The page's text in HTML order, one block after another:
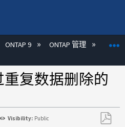
ONTAP 9 ONTAP 管理 加密
复数据删除的
Visibility: Public